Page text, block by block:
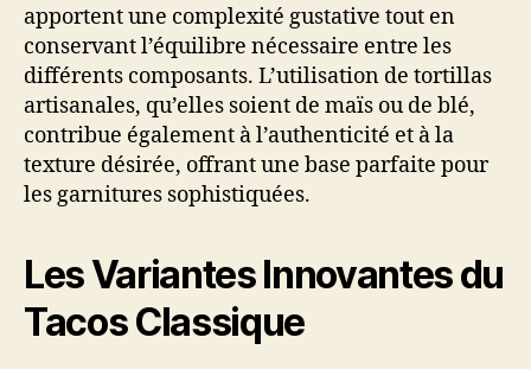
apportent une complexité gustative tout en
conservant l’équilibre nécessaire entre les
différents composants. L’utilisation de tortillas
artisanales, qu’elles soient de maïs ou de blé,
contribue également à l’authenticité et à la
texture désirée, offrant une base parfaite pour
les garnitures sophistiquées.
Les Variantes Innovantes du
Tacos Classique